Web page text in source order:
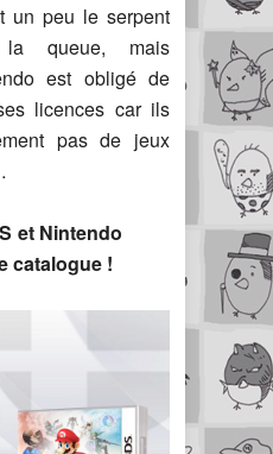
un peu le serpent
queue, mais
est obligé de
licences car ils
pas de jeux
et Nintendo
catalogue !